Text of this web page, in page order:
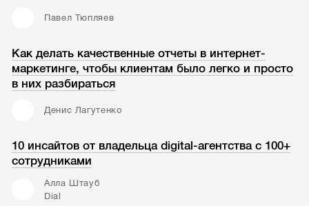
Павел Тюпляев
Как делать качественные отчеты в интернет-
маркетинге, чтобы клиентам было легко и просто
в них разбираться
Денис Лагутенко
10 инсайтов от владельца digital-агентства с 100+
сотрудниками
Алла Штауб
Dial